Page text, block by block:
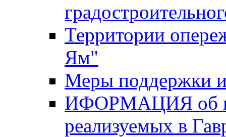
Территории
Ям"
Меры поддержки
ИФОРМАЦИЯ об
реализуемых в